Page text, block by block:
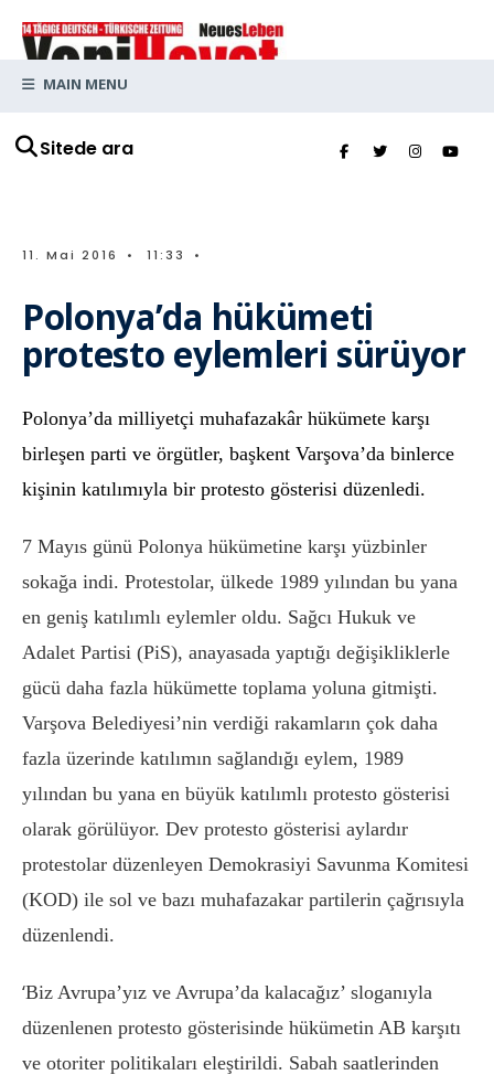
Sitede ara
MAIN MENU
11. Mai 2016 • 11:33 •
Polonya’da hükümeti
protesto eylemleri sürüyor
Polonya’da milliyetçi muhafazakâr hükümete karşı
birleşen parti ve örgütler, başkent Varşova’da binlerce
kişinin katılımıyla bir protesto gösterisi düzenledi.
7 Mayıs günü Polonya hükümetine karşı yüzbinler
sokağa indi. Protestolar, ülkede 1989 yılından bu yana
en geniş katılımlı eylemler oldu. Sağcı Hukuk ve
Adalet Partisi (PiS), anayasada yaptığı değişikliklerle
gücü daha fazla hükümette toplama yoluna gitmişti.
Varşova Belediyesi’nin verdiği rakamların çok daha
fazla üzerinde katılımın sağlandığı eylem, 1989
yılından bu yana en büyük katılımlı protesto gösterisi
olarak görülüyor. Dev protesto gösterisi aylardır
protestolar düzenleyen Demokrasiyi Savunma Komitesi
(KOD) ile sol ve bazı muhafazakar partilerin çağrısıyla
düzenlendi.
‘Biz Avrupa’yız ve Avrupa’da kalacağız’ sloganıyla
düzenlenen protesto gösterisinde hükümetin AB karşıtı
ve otoriter politikaları eleştirildi. Sabah saatlerinden